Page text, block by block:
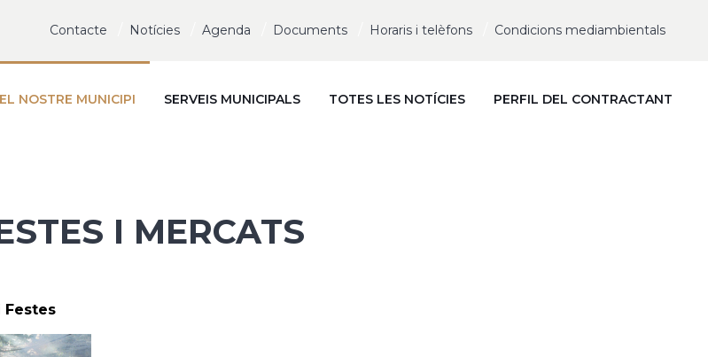
Contacte Notícies Agenda Documents Horaris i telèfons Condicions mediambientals
EL NOSTRE MUNICIPI SERVEIS MUNICIPALS TOTES LES NOTÍCIES PERFIL DEL CONTRACTANT
I MERCATS
Festes